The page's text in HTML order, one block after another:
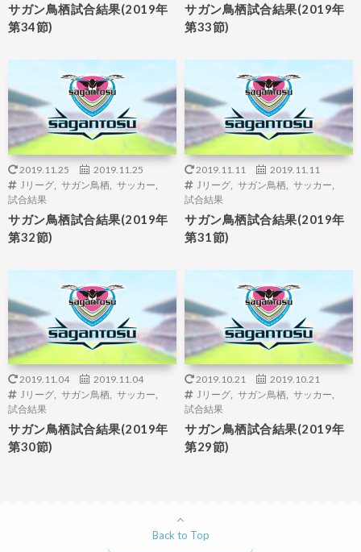
サガン鳥栖試合結果(2019年
第34節)
サガン鳥栖試合結果(2019年
第33節)
2019.11.25 2019.11.25
Jリーグ サガン鳥栖 サッカー
試合結果
サガン鳥栖試合結果(2019年
第32節)
2019.11.11 2019.11.11
Jリーグ サガン鳥栖 サッカー
試合結果
サガン鳥栖試合結果(2019年
第31節)
2019.11.04 2019.11.04
Jリーグ サガン鳥栖 サッカー
試合結果
サガン鳥栖試合結果(2019年
第30節)
2019.10.21 2019.10.21
Jリーグ サガン鳥栖 サッカー
試合結果
サガン鳥栖試合結果(2019年
第29節)
Back to Top